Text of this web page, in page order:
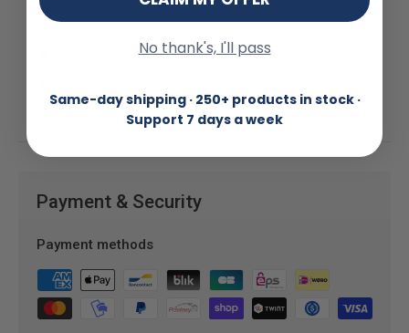
Compatible GoPro Camera
Poids 372g
Payment & Security
Payment methods
No thank's, I'll pass
Same-day shipping · 250+ products in stock ·
Support 7 days a week